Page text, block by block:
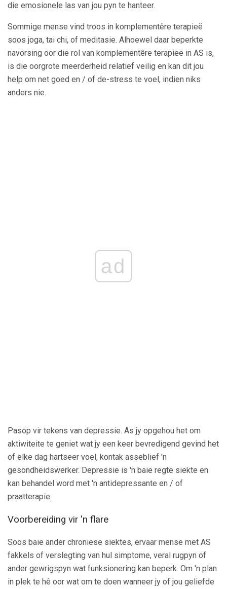
die emosionele las van jou pyn te hanteer.
Sommige mense vind troos in komplementêre terapieë
soos joga, tai chi, of meditasie. Alhoewel daar beperkte
navorsing oor die rol van komplementêre terapieë in AS is,
is die oorgrote meerderheid relatief veilig en kan dit jou
help om net goed en / of de-stress te voel, indien niks
anders nie.
ad
Pasop vir tekens van depressie. As jy opgehou het om
aktiwiteite te geniet wat jy een keer bevredigend gevind het
of elke dag hartseer voel, kontak asseblief 'n
gesondheidswerker. Depressie is 'n baie regte siekte en
kan behandel word met 'n antidepressante en / of
praatterapie.
Voorbereiding vir 'n flare
Soos baie ander chroniese siektes, ervaar mense met AS
fakkels of verslegting van hul simptome, veral rugpyn of
ander gewrigspyn wat funksionering kan beperk. Om 'n plan
in plek te hê oor wat om te doen wanneer jy of jou geliefde